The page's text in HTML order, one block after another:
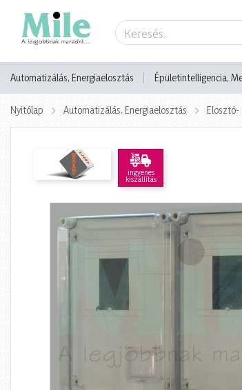
Automatizálás, Energiaelosztás Épületintelligencia,
Nyitólap Automatizálás, Energiaelosztás Elosztó-
ingyenes
kiszállítás
Termék adatlap